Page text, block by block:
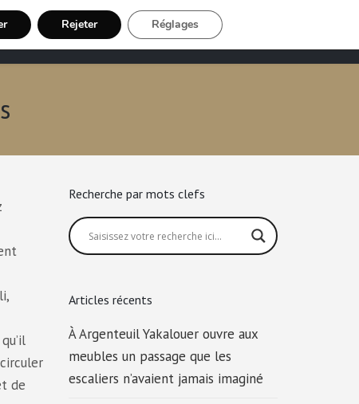
VTC Inscription Chauffeur
de
Recherche par mots clefs
Articles récents
À Argenteuil Yakalouer ouvre aux
meubles un passage que les
escaliers n’avaient jamais imaginé
Rejeter Réglages